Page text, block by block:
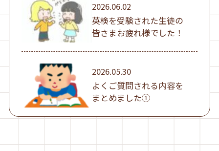
2026.06.02
英検を受験された生徒の
皆さまお疲れ様でした！
2026.05.30
よくご質問される内容を
まとめました①